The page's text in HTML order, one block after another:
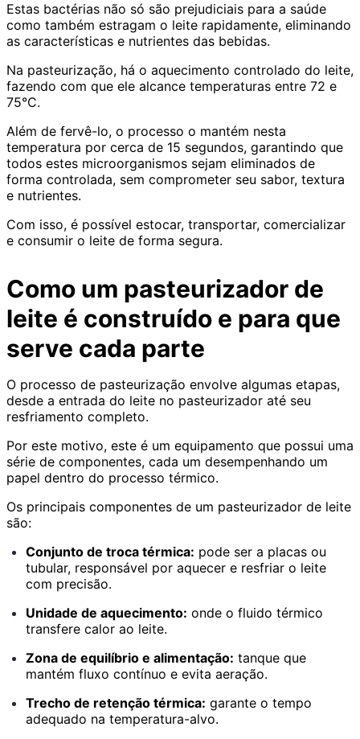
Estas bactérias não só são prejudiciais para a saúde
como também estragam o leite rapidamente, eliminando
as características e nutrientes das bebidas.
Na pasteurização, há o aquecimento controlado do leite,
fazendo com que ele alcance temperaturas entre 72 e
75°C.
Além de fervê-lo, o processo o mantém nesta
temperatura por cerca de 15 segundos, garantindo que
todos estes microorganismos sejam eliminados de
forma controlada, sem comprometer seu sabor, textura
e nutrientes.
Com isso, é possível estocar, transportar, comercializar
e consumir o leite de forma segura.
Como um pasteurizador de
leite é construído e para que
serve cada parte
O processo de pasteurização envolve algumas etapas,
desde a entrada do leite no pasteurizador até seu
resfriamento completo.
Por este motivo, este é um equipamento que possui uma
série de componentes, cada um desempenhando um
papel dentro do processo térmico.
Os principais componentes de um pasteurizador de leite
são:
Conjunto de troca térmica: pode ser a placas ou
tubular, responsável por aquecer e resfriar o leite
com precisão.
Unidade de aquecimento: onde o fluido térmico
transfere calor ao leite.
Zona de equilíbrio e alimentação: tanque que
mantém fluxo contínuo e evita aeração.
Trecho de retenção térmica: garante o tempo
adequado na temperatura-alvo.